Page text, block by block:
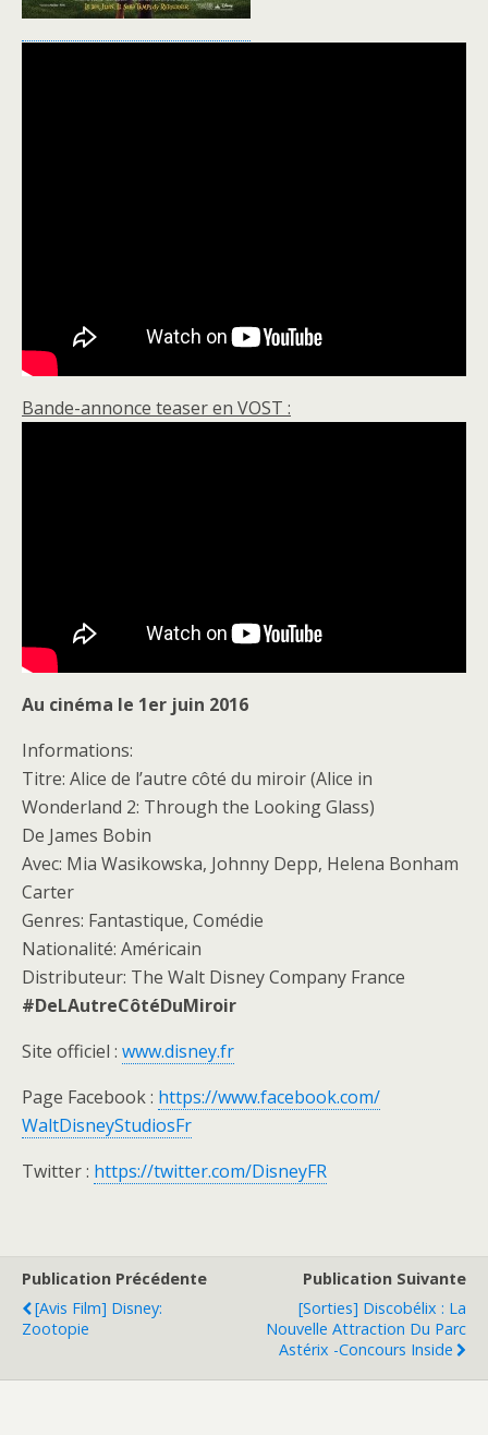
Bande-annonce teaser en VOST :
Au cinéma le 1er juin 2016
Informations:
Titre: Alice de l’autre côté du miroir (Alice in
Wonderland 2: Through the Looking Glass)
De James Bobin
Avec: Mia Wasikowska, Johnny Depp, Helena Bonham
Carter
Genres: Fantastique, Comédie
Nationalité: Américain
Distributeur: The Walt Disney Company France
#DeLAutreCôtéDuMiroir
Site officiel : www.disney.fr
Page Facebook : https://www.facebook.com/
WaltDisneyStudiosFr
Twitter : https://twitter.com/DisneyFR
Publication Précédente
[Avis Film] Disney:
Zootopie
Publication Suivante
[Sorties] Discobélix : La
Nouvelle Attraction Du Parc
Astérix -concours Inside